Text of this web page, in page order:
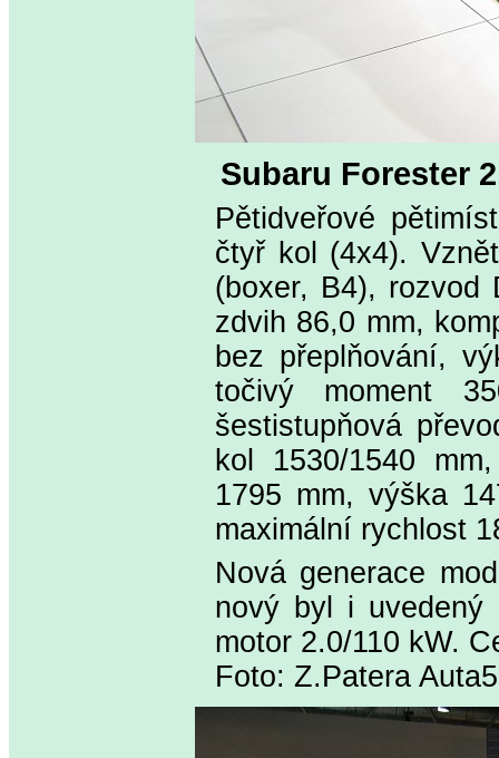
Subaru Forester
Pětidveřové
čtyř kol (4x4).
(boxer, B4), rozvod
zdvih 86,0 mm,
bez přeplňování,
točivý moment
šestistupňová
kol 1530/1540
1795 mm, výška
maximální rychlost
Nová generace
nový byl i uvedený
motor 2.0/110 kW.
Foto: Z.Patera